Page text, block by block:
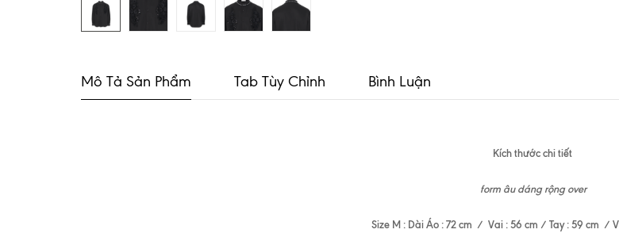
Mô Tả Sản Phẩm Tab Tùy Chỉnh Bình Luận
Kích thước chi tiết
form âu dáng rộng over
Size M : Dài Áo : 72 cm / Vai : 56 cm / Tay : 59 cm /